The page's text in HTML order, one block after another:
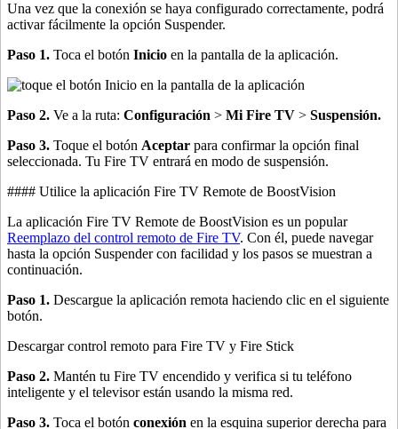
Una vez que la conexión se haya configurado correctamente, podrá
activar fácilmente la opción Suspender.
Paso 1. Toca el botón Inicio en la pantalla de la aplicación.
Paso 2. Ve a la ruta: Configuración > Mi Fire TV > Suspensión.
Paso 3. Toque el botón Aceptar para confirmar la opción final
seleccionada. Tu Fire TV entrará en modo de suspensión.
#### Utilice la aplicación Fire TV Remote de BoostVision
La aplicación Fire TV Remote de BoostVision es un popular
Reemplazo del control remoto de Fire TV. Con él, puede navegar
hasta la opción Suspender con facilidad y los pasos se muestran a
continuación.
Paso 1. Descargue la aplicación remota haciendo clic en el siguiente
botón.
Descargar control remoto para Fire TV y Fire Stick
Paso 2. Mantén tu Fire TV encendido y verifica si tu teléfono
inteligente y el televisor están usando la misma red.
Paso 3. Toca el botón conexión en la esquina superior derecha para